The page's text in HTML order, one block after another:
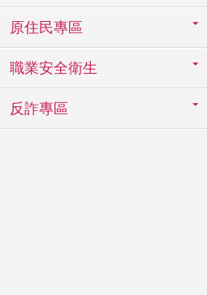
原住民專區
職業安全衛生
反詐專區